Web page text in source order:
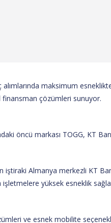
maksimum
finansman çözümleri sunuyor.
öncü markası TOGG, KT
iştiraki Almanya merkezli KT
işletmelere yüksek esneklik
ve esnek mobilite